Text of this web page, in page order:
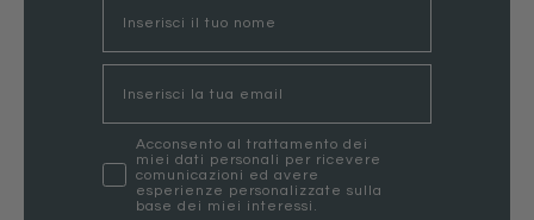
marketing
Acconsento al trattamento dei
miei dati personali per ricevere
comunicazioni ed avere
esperienze personalizzate sulla
base dei miei interessi.